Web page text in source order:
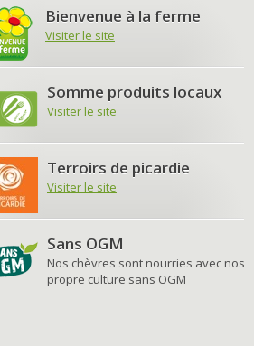
Bienvenue à la ferme
Visiter le site
Somme produits locaux
Visiter le site
Terroirs de picardie
Visiter le site
Sans OGM
Nos chèvres sont nourries avec nos
propre culture sans OGM